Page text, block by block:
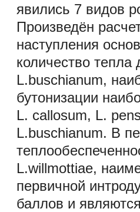
явились 7 видов
Произведён
наступления
количество тепла
L.buschianum,
бутонизации
L. callosum, L.
L.buschianum. В
L.willmottiae,
первичной
баллов и